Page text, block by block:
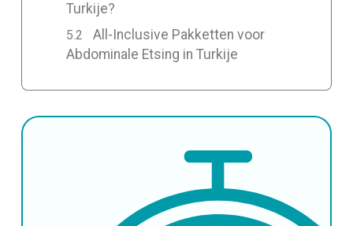
Turkije?
All-Inclusive Pakketten voor
Abdominale Etsing in Turkije